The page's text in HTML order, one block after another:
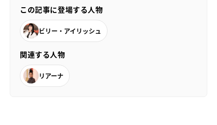
この記事に登場する人物
ビリー・アイリッシュ
関連する人物
リアーナ